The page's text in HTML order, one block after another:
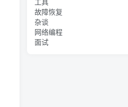
故障恢复
杂谈
网络编程
面试